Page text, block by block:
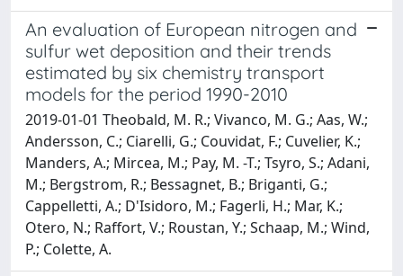
An evaluation of European nitrogen and
sulfur wet deposition and their trends
estimated by six chemistry transport
models for the period 1990-2010
2019-01-01 Theobald, M. R.; Vivanco, M. G.; Aas, W.;
Andersson, C.; Ciarelli, G.; Couvidat, F.; Cuvelier, K.;
Manders, A.; Mircea, M.; Pay, M. -T.; Tsyro, S.; Adani,
M.; Bergstrom, R.; Bessagnet, B.; Briganti, G.;
Cappelletti, A.; D'Isidoro, M.; Fagerli, H.; Mar, K.;
Otero, N.; Raffort, V.; Roustan, Y.; Schaap, M.; Wind,
P.; Colette, A.